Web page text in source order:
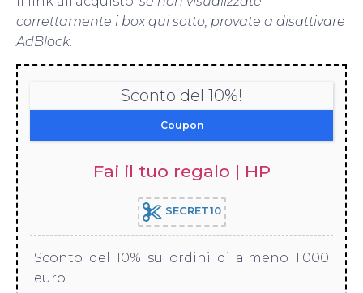
correttamente i box qui sotto, provate a disattivare
AdBlock.
Sconto del 10%!
Coupon
Fai il tuo regalo | HP
SECRET10
Sconto del 10% su ordini di almeno 1.000
euro.